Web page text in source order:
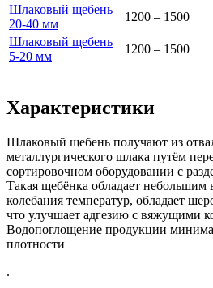
Шлаковый щебень
20-40 мм
1200 – 1500
Шлаковый щебень
5-20 мм
1200 – 1500
Характеристики
Шлаковый щебень получают из
металлургического шлака путём
сортировочном оборудовании с
Такая щебёнка обладает небольшим
колебания температур, обладает
что улучшает адгезию с вяжущими
Водопоглощение продукции
плотности
.